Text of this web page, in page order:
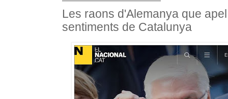
Les raons d'Alemanya que
sentiments de Catalunya